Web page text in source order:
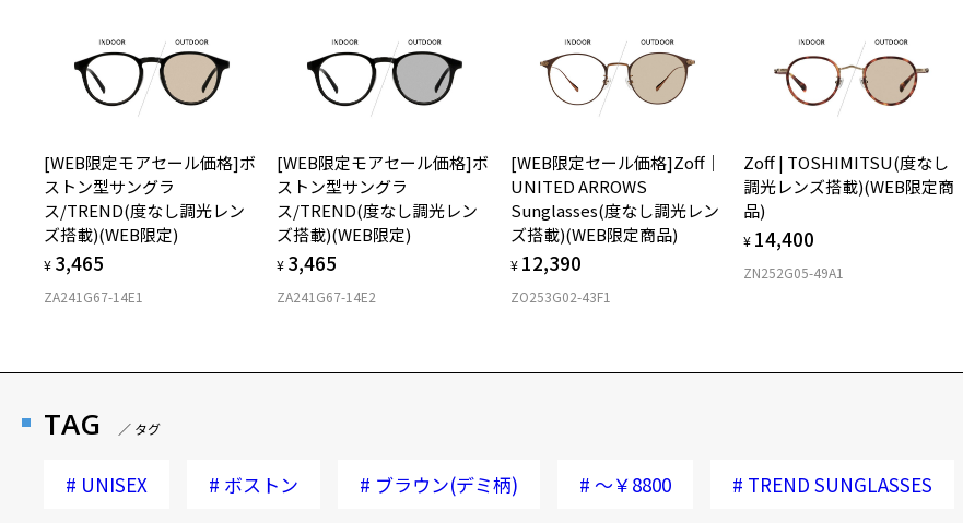
[WEB限定モアセール価格]ボ
ストン型サングラ
ス/TREND(度なし調光レン
ズ搭載)(WEB限定)
¥ 3,465
ZA241G67-14E1
[WEB限定モアセール価格]ボ
ストン型サングラ
ス/TREND(度なし調光レン
ズ搭載)(WEB限定)
¥ 3,465
ZA241G67-14E2
[WEB限定セール価格]Zoff｜
UNITED ARROWS
Sunglasses(度なし調光レン
ズ搭載)(WEB限定商品)
¥ 12,390
ZO253G02-43F1
Zoff | TOSHIMITSU(度なし
調光レンズ搭載)(WEB限定商
品)
¥ 14,400
ZN252G05-49A1
TAG ／ タグ
# UNISEX # ボストン # ブラウン(デミ柄) # ～￥8800 # TREND SUNGLASSES